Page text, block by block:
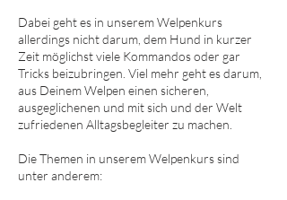
Dabei geht es in unserem Welpenkurs
allerdings nicht darum, dem Hund in kurzer
Zeit möglichst viele Kommandos oder gar
Tricks beizubringen. Viel mehr geht es darum,
aus Deinem Welpen einen sicheren,
ausgeglichenen und mit sich und der Welt
zufriedenen Alltagsbegleiter zu machen.
Die Themen in unserem Welpenkurs sind
unter anderem: